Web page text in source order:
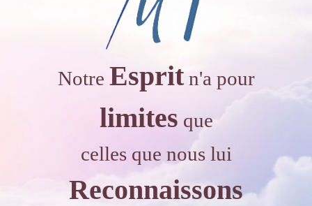
Notre Espritn'a pour
limites que
celles que nous lui
Reconnaissons